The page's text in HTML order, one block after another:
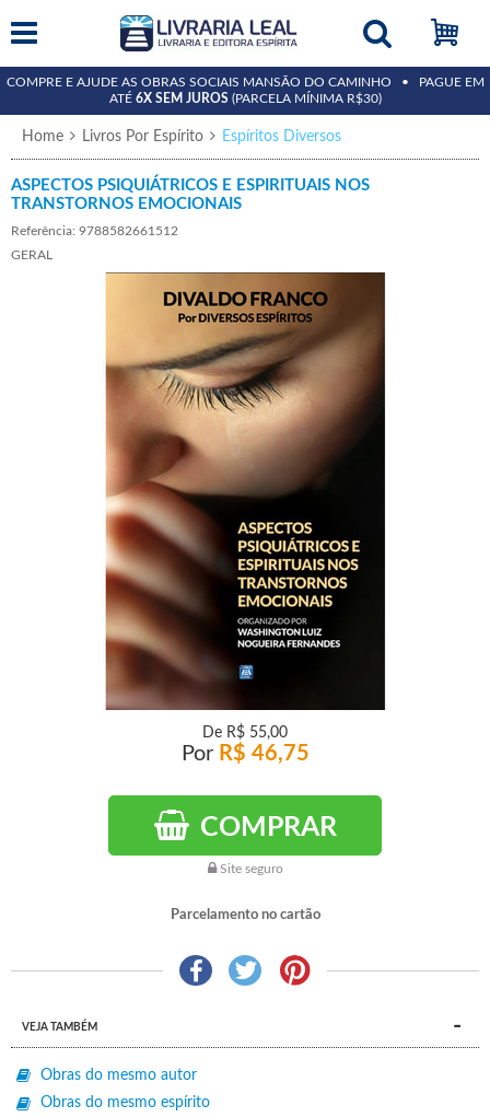
COMPRE E AJUDE AS OBRAS SOCIAIS MANSÃO DO CAMINHO • PAGUE EM
ATÉ 6X SEM JUROS (PARCELA MÍNIMA R$30)
Home Livros Por Espírito Espíritos Diversos
ASPECTOS PSIQUIÁTRICOS E ESPIRITUAIS NOS
TRANSTORNOS EMOCIONAIS
Referência: 9788582661512
GERAL
De R$ 55,00
Por R$ 46,75
COMPRAR
Site seguro
Parcelamento no cartão
VEJA TAMBÉM
Obras do mesmo autor
Obras do mesmo espírito